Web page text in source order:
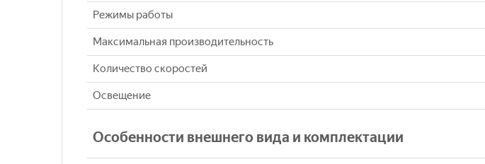
Режимы работы
Максимальная производительность
Количество скоростей
Освещение
Особенности внешнего вида и комплектации